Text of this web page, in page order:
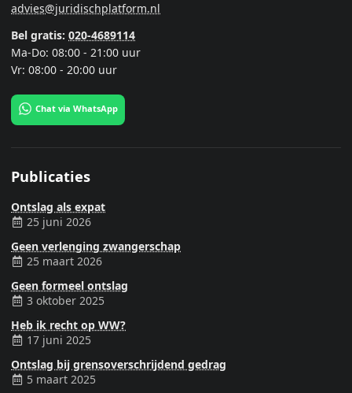
advies@juridischplatform.nl
Bel gratis: 020-4689114
Ma-Do: 08:00 - 21:00 uur
Vr: 08:00 - 20:00 uur
Chat via WhatsApp
Publicaties
Ontslag als expat
25 juni 2026
Geen verlenging zwangerschap
25 maart 2026
Geen formeel ontslag
3 oktober 2025
Heb ik recht op WW?
17 juni 2025
Ontslag bij grensoverschrijdend gedrag
5 maart 2025